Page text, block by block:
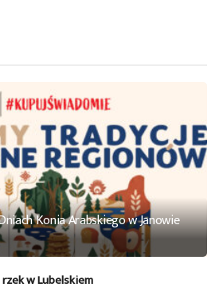
Konia Arabskiego w Janowie
w Lubelskiem